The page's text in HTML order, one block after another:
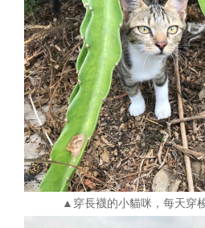
▲穿長襪的小貓咪，每天穿